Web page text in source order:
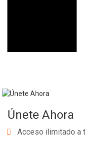
Únete Ahora
Acceso ilimitado a